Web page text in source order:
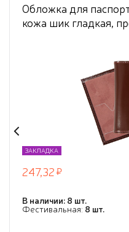
Обложка для
кожа шик гладкая,
скругленные
ЗАКЛАДКА
247,32
В наличии: 8 шт.
Фестивальная: 8 шт.